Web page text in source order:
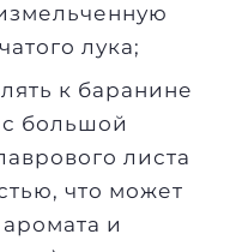
лука;
к баранине
большой
листа
что может
и